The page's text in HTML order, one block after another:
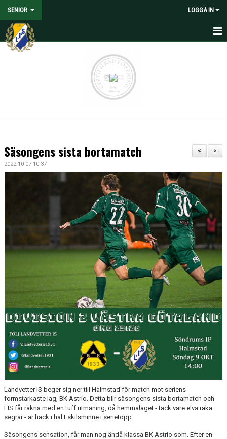
SENIOR LOGGA IN
HEM
MEDIA
>
<
Säsongens sista bortamatch
2022-10-07 10:37
Landvetter IS beger sig ner till Halmstad för match mot seriens
formstarkaste lag, BK Astrio. Detta blir säsongens sista bortamatch och
LIS får räkna med en tuff utmaning, då hemmalaget - tack vare elva raka
segrar - är hack i häl Eskilsminne i serietopp.
Säsongens sensation, får man nog ändå klassa BK Astrio som. Efter en